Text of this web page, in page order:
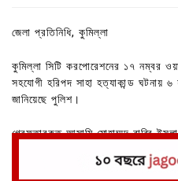
জেলা প্রতিনিধি, কুমিল্লা
কুমিল্লা সিটি করপোরেশনের ১৭ নম্বর
সহযোগী হরিপদ সাহা হত্যাকান্ড ঘটনায়
জানিয়েছে পুলিশ।
গ্রেফতারকৃত আসামি মােহাম্মদ রাব্বি